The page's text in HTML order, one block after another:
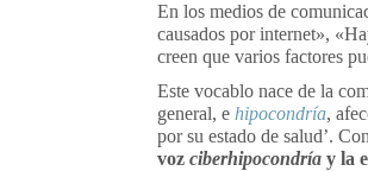
En los medios de
causados por internet»,
creen que varios factores
Este vocablo nace de la
general, e hipocondría,
por su estado de salud’.
voz ciberhipocondría y la